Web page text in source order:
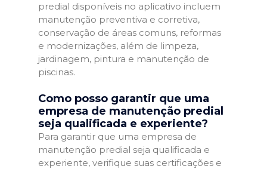
predial disponíveis no aplicativo incluem
manutenção preventiva e corretiva,
conservação de áreas comuns, reformas
e modernizações, além de limpeza,
jardinagem, pintura e manutenção de
piscinas.
Como posso garantir que uma
empresa de manutenção predial
seja qualificada e experiente?
Para garantir que uma empresa de
manutenção predial seja qualificada e
experiente, verifique suas certificações e